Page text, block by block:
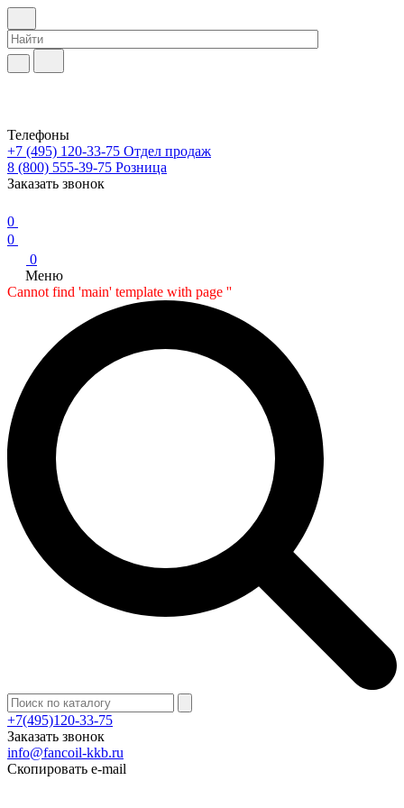
Телефоны
+7 (495) 120-33-75 Отдел продаж
8 (800) 555-39-75 Розница
Заказать звонок
0
0
0
Меню
Cannot find 'main' template with page ''
+7(495)120-33-75
Заказать звонок
info@fancoil-kkb.ru
Скопировать e-mail